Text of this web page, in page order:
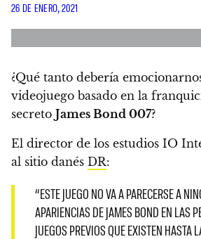
26 DE ENERO, 2021
¿Qué tanto debería
videojuego basado en la
secreto James Bond 007?
El director de los estudios IO
al sitio danés DR:
“ESTE JUEGO NO VA A PARECERSE A
APARIENCIAS DE JAMES BOND EN LAS
JUEGOS PREVIOS QUE EXISTEN HASTA